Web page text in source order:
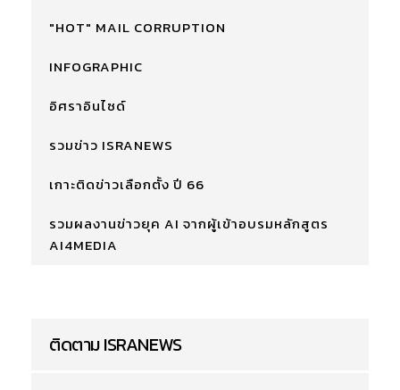
"HOT" MAIL CORRUPTION
INFOGRAPHIC
อิศราอินไซด์
รวมข่าว ISRANEWS
เกาะติดข่าวเลือกตั้ง ปี 66
รวมผลงานข่าวยุค AI จากผู้เข้าอบรมหลักสูตร
AI4MEDIA
ติดตาม ISRANEWS